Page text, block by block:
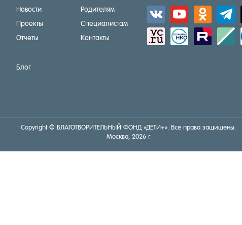
Новости
Проекты
Отчеты
Блог
Родителям
Специалистам
Контакты
vkontakteyoutube odnoklassniki
sitemap activity zerply standard
Copyright © БЛА­ГОТ­ВО­РИТЕЛЬ­НЫЙ ФОНД «ДЕ­ТИ+». Все пра­ва за­щище­ны.
Мос­ква, 2026 г.